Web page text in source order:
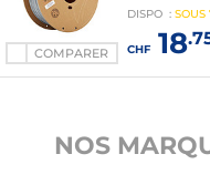
COMPARER
DISPO : SOUS
CHF18
NOS